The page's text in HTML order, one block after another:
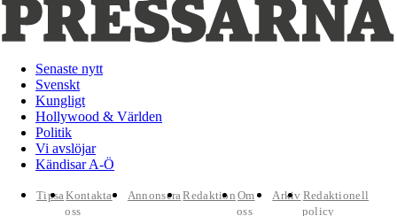
Senaste nytt
Svenskt
Kungligt
Hollywood & Världen
Politik
Vi avslöjar
Kändisar A-Ö
TipsaKontakta
oss
AnnonseraRedaktion Om
oss
Arkiv Redaktionell
policy